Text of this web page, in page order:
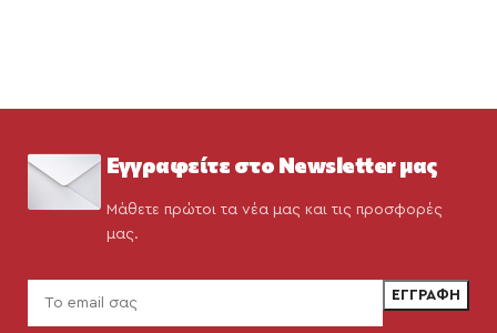
Εγγραφείτε στο Newsletter μας
Μάθετε πρώτοι τα νέα μας και τις προσφορές
μας.